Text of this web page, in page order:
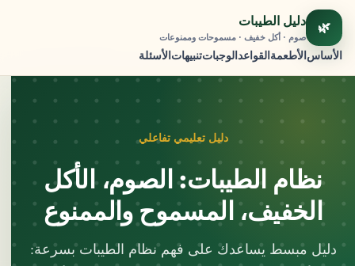
🌿 دليل الطيبات
صوم · أكل خفيف · مسموحات وممنوعات
الأساس الأطعمة القواعد الوجباتتنبيهات الأسئلة
دليل تعليمي تفاعلي
نظام الطيبات: الصوم، الأكل
الخفيف، المسموح والممنوع
دليل مبسط يساعدك على فهم نظام الطيبات بسرعة: